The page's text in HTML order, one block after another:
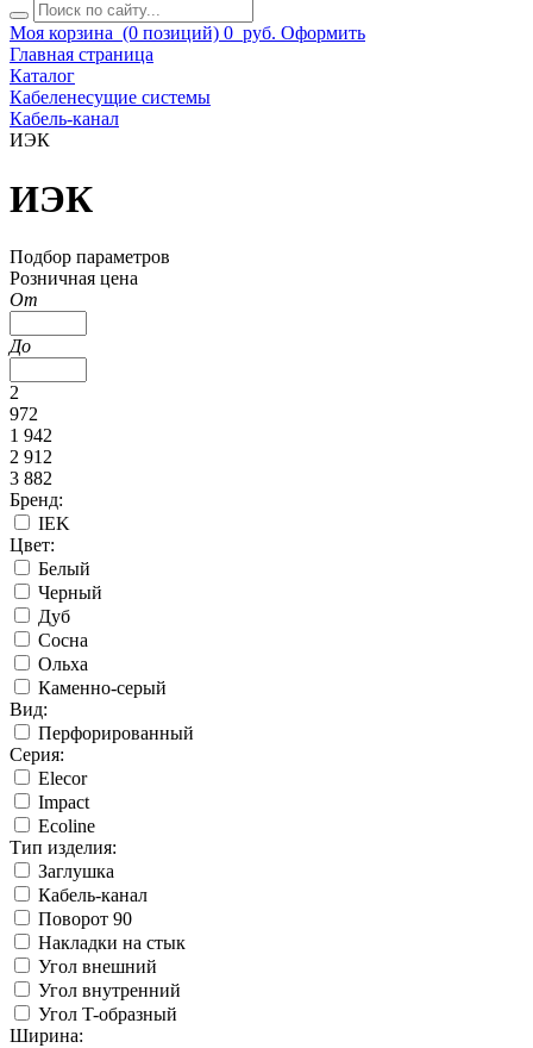
Моя корзина (0 позиций) 0 руб. Оформить
Главная страница
Каталог
Кабеленесущие системы
Кабель-канал
ИЭК
ИЭК
Подбор параметров
Розничная цена
От
До
2
972
1 942
2 912
3 882
Бренд:
IEK
Цвет:
Белый
Черный
Дуб
Сосна
Ольха
Каменно-серый
Вид:
Перфорированный
Серия:
Elecor
Impact
Ecoline
Тип изделия:
Заглушка
Кабель-канал
Поворот 90
Накладки на стык
Угол внешний
Угол внутренний
Угол T-образный
Ширина: